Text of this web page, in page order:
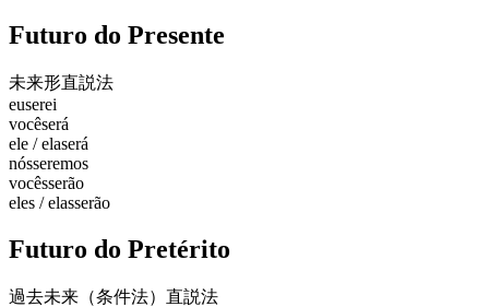
Futuro do Presente
未来形直説法
euserei
vocêserá
ele / elaserá
nósseremos
vocêsserão
eles / elasserão
Futuro do Pretérito
過去未来（条件法） 直説法